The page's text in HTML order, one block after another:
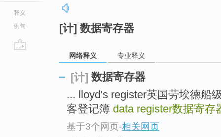
释义
例句
[计] 数据寄存器
网络释义 专业释义
[计] 数据寄存器
... lloyd's register英国劳埃德船
客登记簿 data register数据寄存
基于3个网页-相关网页